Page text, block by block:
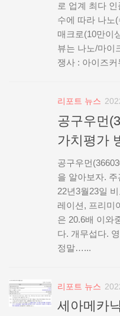
로 업계 최다
수에 따라 나노
매크로(10만이
뷰는 나노/마이
쟁사 : 아이즈
리포트 뉴스
공구우먼
가치평가
공구우먼
을 알아보자.
22년3월23일
레이션, 프리미
은 20.6배 이와
다. 개무섭다.
정말…...
리포트 뉴스
세아메카